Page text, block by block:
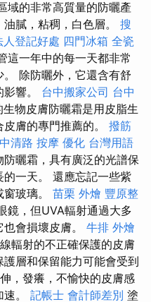
域的非常高質量的防曬產
膩，粘稠，白色層。 搜
人登記好處 四門冰箱 全瓷
這一年中的每一天都非常
除防曬外，它還含有舒
響。 台中搬家公司 台中
生物皮膚防曬霜是用皮脂生
膚的專門推薦的。 撥筋
中清路 按摩 優化 台灣用語
曬霜，具有廣泛的光譜保
一天。 還應忘記一些紫
玻璃。 苗栗 外燴 豐原整
鏡，但UVA輻射通過大多
會損壞皮膚。 牛排 外燴
輻射的不正確保護的皮膚
層和保留能力可能會受到
，發癢，不愉快的皮膚感
。 記帳士 會計師差別 塗